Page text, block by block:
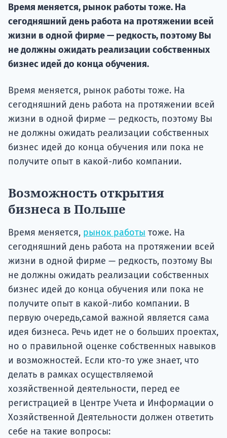
Время меняется, рынок работы тоже. На
сегодняшний день работа на протяжении всей
жизни в одной фирме — редкость, поэтому Вы
не должны ожидать реализации собственных
бизнес идей до конца обучения.
Время меняется, рынок работы тоже. На
сегодняшний день работа на протяжении всей
жизни в одной фирме — редкость, поэтому Вы
не должны ожидать реализации собственных
бизнес идей до конца обучения или пока не
получите опыт в какой-либо компании.
Возможность открытия
бизнеса в Польше
Время меняется, рынок работы тоже. На
сегодняшний день работа на протяжении всей
жизни в одной фирме — редкость, поэтому Вы
не должны ожидать реализации собственных
бизнес идей до конца обучения или пока не
получите опыт в какой-либо компании. В
первую очередь,самой важной является сама
идея бизнеса. Речь идет не о больших проектах,
но о правильной оценке собственных навыков
и возможностей. Если кто-то уже знает, что
делать в рамках осуществляемой
хозяйственной деятельности, перед ее
регистрацией в Центре Учета и Информации о
Хозяйственной Деятельности должен ответить
себе на такие вопросы: